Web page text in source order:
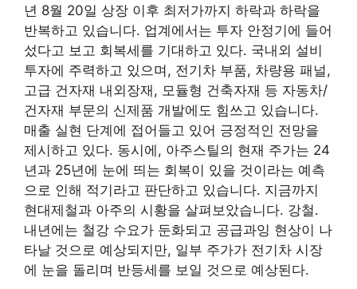
년 8월 20일 상장 이후 최저가까지 하락과 하락을
반복하고 있습니다. 업계에서는 투자 안정기에 들어
섰다고 보고 회복세를 기대하고 있다. 국내외 설비
투자에 주력하고 있으며, 전기차 부품, 차량용 패널,
고급 건자재 내외장재, 모듈형 건축자재 등 자동차/
건자재 부문의 신제품 개발에도 힘쓰고 있습니다.
매출 실현 단계에 접어들고 있어 긍정적인 전망을
제시하고 있다. 동시에, 아주스틸의 현재 주가는 24
년과 25년에 눈에 띄는 회복이 있을 것이라는 예측
으로 인해 적기라고 판단하고 있습니다. 지금까지
현대제철과 아주의 시황을 살펴보았습니다. 강철.
내년에는 철강 수요가 둔화되고 공급과잉 현상이 나
타날 것으로 예상되지만, 일부 주가가 전기차 시장
에 눈을 돌리며 반등세를 보일 것으로 예상된다.